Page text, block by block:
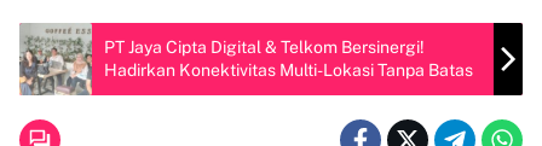
PT Jaya Cipta Digital & Telkom Bersinergi!
Hadirkan Konektivitas Multi-Lokasi Tanpa Batas